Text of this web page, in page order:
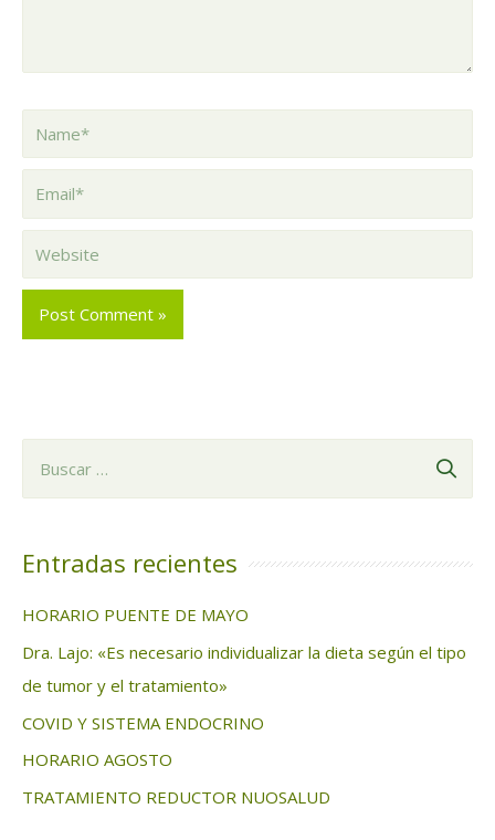
c
r
:
Entradas recientes
HORARIO PUENTE DE MAYO
Dra. Lajo: «Es necesario individualizar la dieta según el tipo
de tumor y el tratamiento»
COVID Y SISTEMA ENDOCRINO
HORARIO AGOSTO
TRATAMIENTO REDUCTOR NUOSALUD